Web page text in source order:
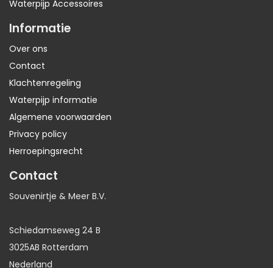
Waterpijp Accessoires
Informatie
Over ons
Contact
Klachtenregeling
Waterpijp informatie
Algemene voorwaarden
Privacy policy
Herroepingsrecht
Contact
Souvenirtje & Meer B.V.
Schiedamseweg 24 B
3025AB Rotterdam
Nederland